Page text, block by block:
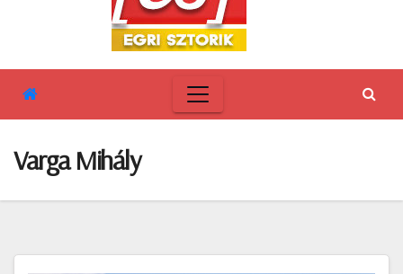
Varga Mihály